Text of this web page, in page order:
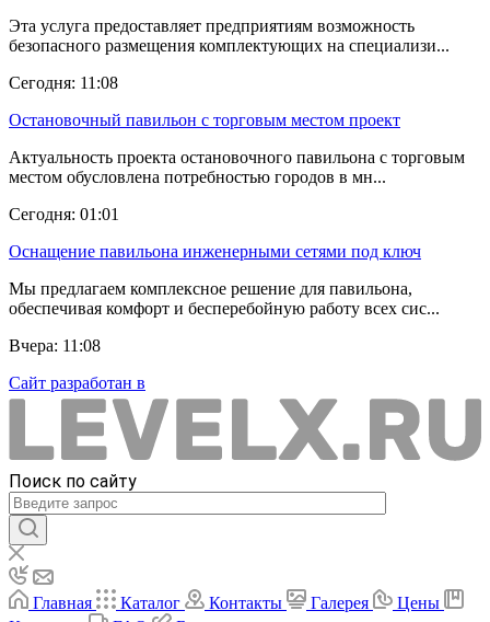
Эта услуга предоставляет предприятиям возможность
безопасного размещения комплектующих на специализи...
Сегодня: 11:08
Остановочный павильон с торговым местом проект
Актуальность проекта остановочного павильона с торговым
местом обусловлена потребностью городов в мн...
Сегодня: 01:01
Оснащение павильона инженерными сетями под ключ
Мы предлагаем комплексное решение для павильона,
обеспечивая комфорт и бесперебойную работу всех сис...
Вчера: 11:08
Сайт разработан в
Поиск по сайту
Главная Каталог Контакты Галерея
Цены